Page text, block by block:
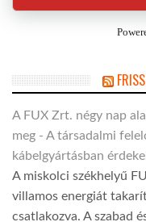
A FUX Zrt. négy nap
meg - A társadalmi
kábelgyártásban
A miskolci székhelyű
villamos energiát
csatlakozva. A szabad